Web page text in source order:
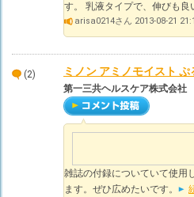
す。 乳液タイプで、伸びも良
arisa0214さん 2013-08-21
(2) ミノン アミノモイスト
第一三共ヘルスケア株式会社
雑誌の付録についていて使用
ます。ぜひ広めたいです。